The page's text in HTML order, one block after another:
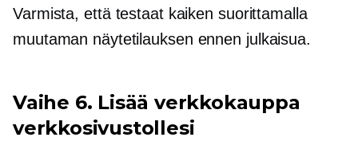
Varmista, että testaat kaiken suorittamalla
muutaman näytetilauksen ennen julkaisua.
Vaihe 6. Lisää verkkokauppa
verkkosivustollesi